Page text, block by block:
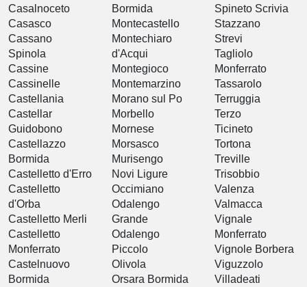
Casalnoceto
Casasco
Cassano
Spinola
Cassine
Cassinelle
Castellania
Castellar
Guidobono
Castellazzo
Bormida
Castelletto d'Erro
Castelletto
d'Orba
Castelletto Merli
Castelletto
Monferrato
Castelnuovo
Bormida
Bormida
Montecastello
Montechiaro
d'Acqui
Montegioco
Montemarzino
Morano sul Po
Morbello
Mornese
Morsasco
Murisengo
Novi Ligure
Occimiano
Odalengo
Grande
Odalengo
Piccolo
Olivola
Orsara Bormida
Spineto Scrivia
Stazzano
Strevi
Tagliolo
Monferrato
Tassarolo
Terruggia
Terzo
Ticineto
Tortona
Treville
Trisobbio
Valenza
Valmacca
Vignale
Monferrato
Vignole Borbera
Viguzzolo
Villadeati